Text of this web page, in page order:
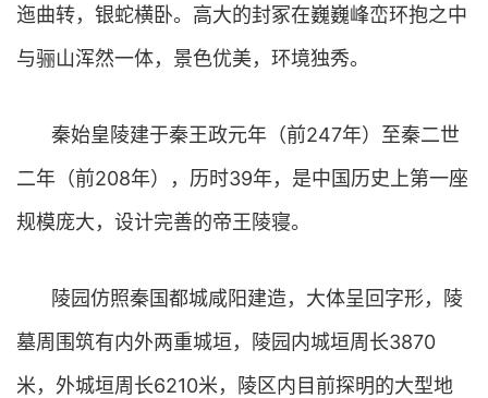
迤曲转，银蛇横卧。高大的封冢在巍巍峰峦环抱之中
与骊山浑然一体，景色优美，环境独秀。
秦始皇陵建于秦王政元年（前247年）至秦二世
二年（前208年），历时39年，是中国历史上第一座
规模庞大，设计完善的帝王陵寝。
陵园仿照秦国都城咸阳建造，大体呈回字形，陵
墓周围筑有内外两重城垣，陵园内城垣周长3870
米，外城垣周长6210米，陵区内目前探明的大型地